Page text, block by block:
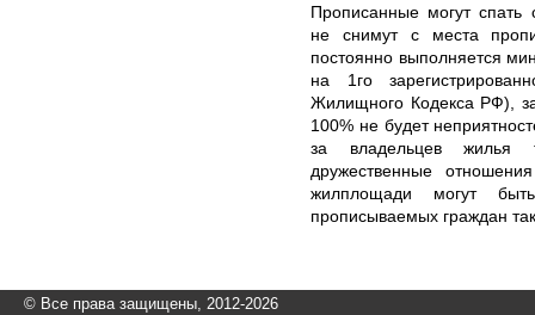
Прописанные могут спать
не снимут с места
постоянно выполняется
на 1го
Жилищного Кодекса РФ),
100% не будет
за владельцев жилья
дружественные
жилплощади могут
прописываемых граждан
© Все права защищены, 2012-2026